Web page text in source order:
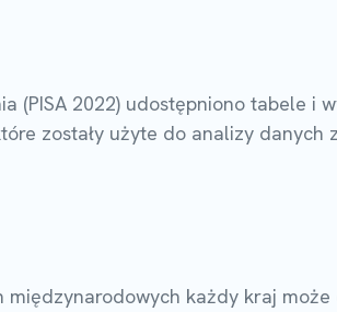
(PISA 2022) udostępniono tabele i
zostały użyte do analizy
każdy kraj